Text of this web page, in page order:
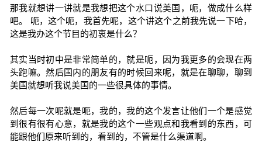
那我就想讲一讲就是我想把这个水口说美国，呃，做成什么样
吧。 呃，这个呃，我首先呢，这个讲这个之前我先说一下哈，
这是我办这个节目的初衷是什么？
其实当时初中是非常简单的，就是呃，因为我更多的会现在两
头跑嘛。然后国内的朋友有的时候回来呢，就是在聊聊，聊到
美国就想听我说美国的一些很具体的事情。
然后每一次呢就是呃，我的，我的这个发言让他们一个是感觉
到很有很有心意，就是我的这个一些观点和我看到的东西，可
能跟他们原来听到的，看到的，不管是什么渠道啊。